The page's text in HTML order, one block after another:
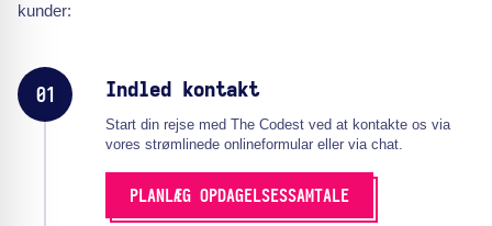
kunder:
01 Indled kontakt
Start din rejse med The Codest ved at kontakte os via
vores strømlinede onlineformular eller via chat.
PLANLÆG OPDAGELSESSAMTALE